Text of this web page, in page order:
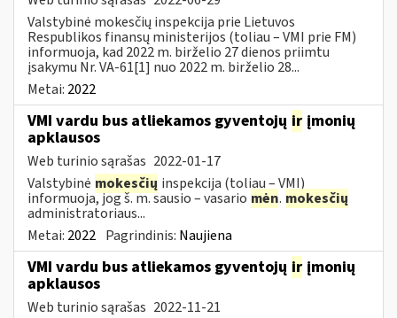
Valstybinė mokesčių inspekcija prie Lietuvos
Respublikos finansų ministerijos (toliau – VMI prie FM)
informuoja, kad 2022 m. birželio 27 dienos priimtu
įsakymu Nr. VA-61[1] nuo 2022 m. birželio 28...
Metai: 2022
VMI vardu bus atliekamos gyventojų ir įmonių
apklausos
Web turinio sąrašas 2022-01-17
Valstybinė mokesčių inspekcija (toliau – VMI)
informuoja, jog š. m. sausio – vasario mėn. mokesčių
administratoriaus...
Metai: 2022 Pagrindinis: Naujiena
VMI vardu bus atliekamos gyventojų ir įmonių
apklausos
Web turinio sąrašas 2022-11-21